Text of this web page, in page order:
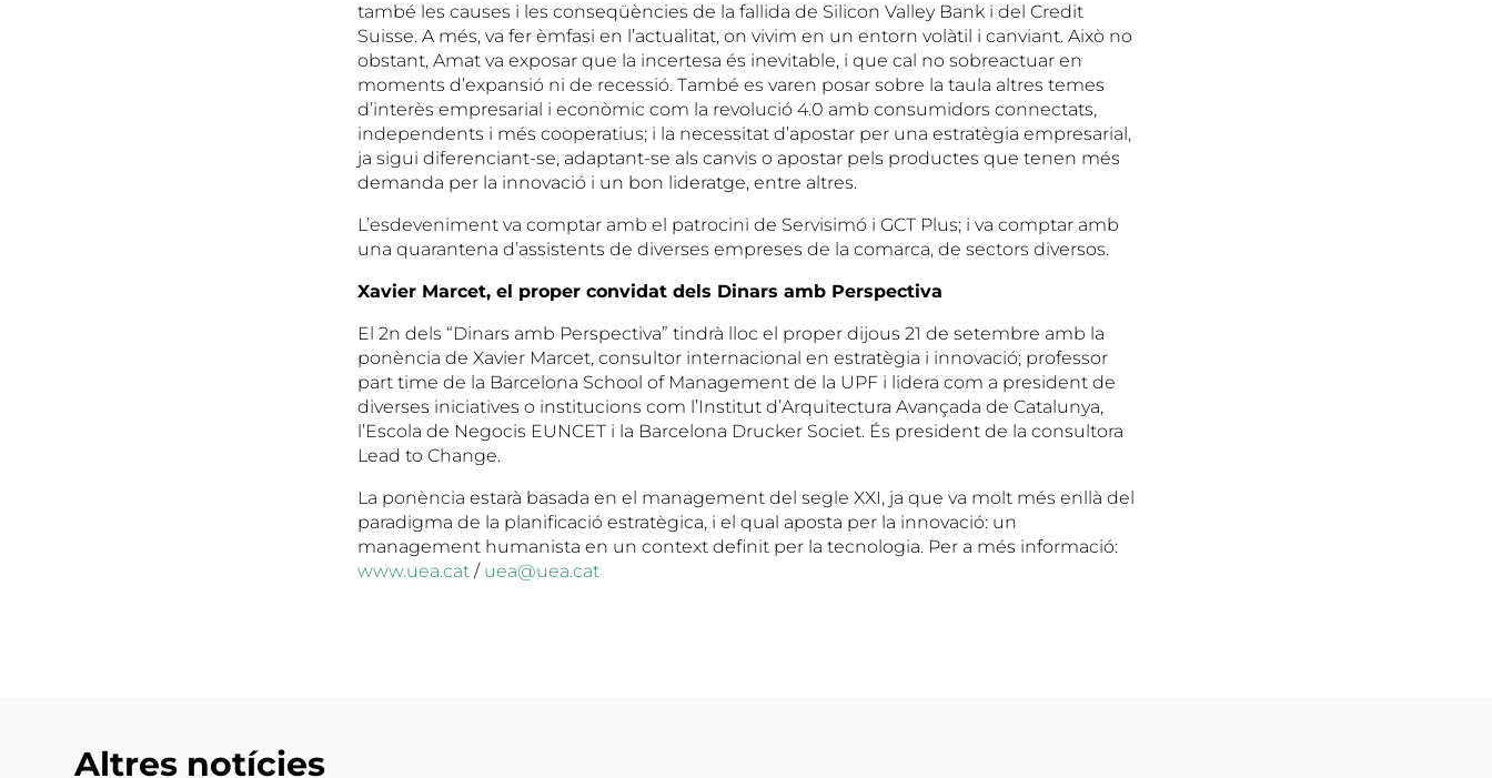
també les causes i les conseqüències de la fallida de Silicon Valley Bank i del Credit
Suisse. A més, va fer èmfasi en l’actualitat, on vivim en un entorn volàtil i canviant. Això no
obstant, Amat va exposar que la incertesa és inevitable, i que cal no sobreactuar en
moments d’expansió ni de recessió. També es varen posar sobre la taula altres temes
d’interès empresarial i econòmic com la revolució 4.0 amb consumidors connectats,
independents i més cooperatius; i la necessitat d’apostar per una estratègia empresarial,
ja sigui diferenciant-se, adaptant-se als canvis o apostar pels productes que tenen més
demanda per la innovació i un bon lideratge, entre altres.
L’esdeveniment va comptar amb el patrocini de Servisimó i GCT Plus; i va comptar amb
una quarantena d’assistents de diverses empreses de la comarca, de sectors diversos.
Xavier Marcet, el proper convidat dels Dinars amb Perspectiva
El 2n dels “Dinars amb Perspectiva” tindrà lloc el proper dijous 21 de setembre amb la
ponència de Xavier Marcet, consultor internacional en estratègia i innovació; professor
part time de la Barcelona School of Management de la UPF i lidera com a president de
diverses iniciatives o institucions com l’Institut d’Arquitectura Avançada de Catalunya,
l’Escola de Negocis EUNCET i la Barcelona Drucker Societ. És president de la consultora
Lead to Change.
La ponència estarà basada en el management del segle XXI, ja que va molt més enllà del
paradigma de la planificació estratègica, i el qual aposta per la innovació: un
management humanista en un context definit per la tecnologia. Per a més informació:
www.uea.cat / uea@uea.cat
Altres notícies